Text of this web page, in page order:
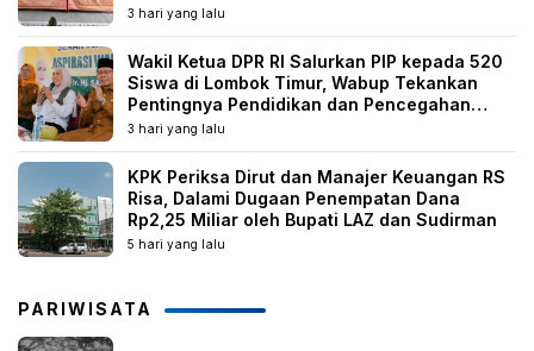
3 hari yang lalu
Wakil Ketua DPR RI Salurkan PIP kepada 520
Siswa di Lombok Timur, Wabup Tekankan
Pentingnya Pendidikan dan Pencegahan
Perkawinan Anak
3 hari yang lalu
KPK Periksa Dirut dan Manajer Keuangan RS
Risa, Dalami Dugaan Penempatan Dana
Rp2,25 Miliar oleh Bupati LAZ dan Sudirman
5 hari yang lalu
PARIWISATA